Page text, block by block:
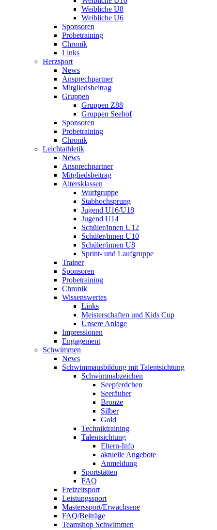
Weibliche U8
Weibliche U6
Sponsoren
Probetraining
Chronik
Links
Herzsport
News
Ansprechpartner
Mitgliedsbeitrag
Gruppen
Gruppen Z88
Gruppen Seehof
Sponsoren
Probetraining
Chronik
Leichtathletik
News
Ansprechpartner
Mitgliedsbeitrag
Altersklassen
Wurfgruppe
Stabhochsprung
Jugend U16/U18
Jugend U14
Schüler/innen U12
Schüler/innen U10
Schüler/innen U8
Sprint- und Laufgruppe
Trainer
Sponsoren
Probetraining
Chronik
Wissenswertes
Links
Meisterschaften und Kids Cup
Unsere Anlage
Impressionen
Engagement
Schwimmen
News
Schwimmausbildung mit Talentsichtung
Schwimmabzeichen
Seepferdchen
Seeräuber
Bronze
Silber
Gold
Techniktraining
Talentsichtung
Eltern-Info
aktuelle Angebote
Anmeldung
Sportstätten
FAQ
Freizeitsport
Leistungssport
Masterssport/Erwachsene
FAQ/Beiträge
Teamshop Schwimmen